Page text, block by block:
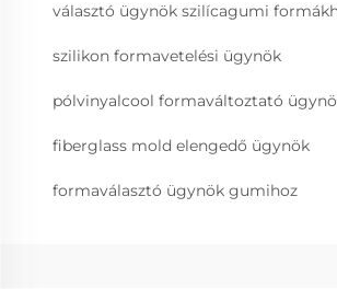
választó ügynök szilícagumi
szilikon formavetelési ügynök
pólvinyalcool formaváltoztató
fiberglass mold elengedő ügynök
formaválasztó ügynök gumihoz